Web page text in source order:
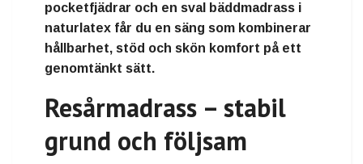
pocketfjädrar och en sval bäddmadrass i
naturlatex får du en säng som kombinerar
hållbarhet, stöd och skön komfort på ett
genomtänkt sätt.
Resårmadrass – stabil
grund och följsam